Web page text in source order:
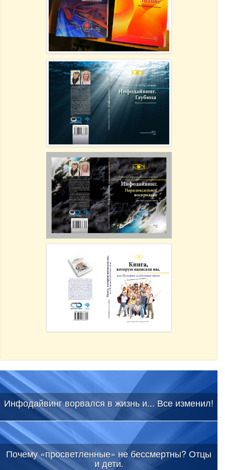
Инфодайвинг ворвался в жизнь и... Все изменил!
Почему «просветленные» не бессмертны? Отцы
и дети.